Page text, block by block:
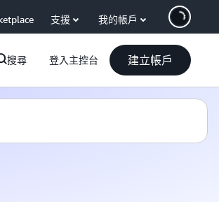
支援 我的帳戶
搜尋 登入主控台 建立帳戶